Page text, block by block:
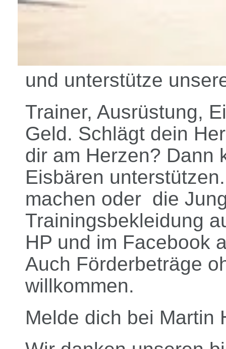
und unterstütze
Trainer, Ausrüstung,
Geld. Schlägt dein
dir am Herzen? Dann
Eisbären
machen oder die
Trainingsbekleidung
HP und im Facebook
Auch Förderbeträge
willkommen.
Melde dich bei Martin